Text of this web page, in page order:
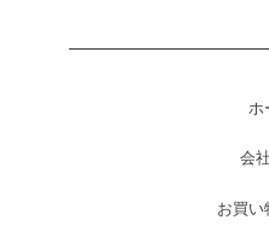
ホ
会
お買い